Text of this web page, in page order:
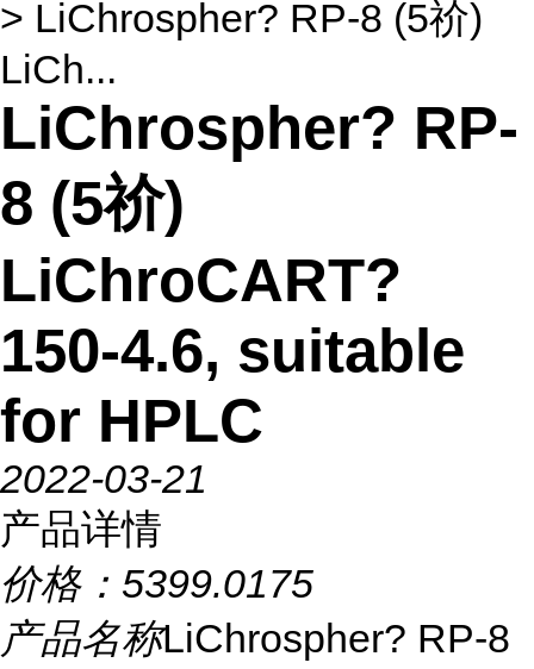
> LiChrospher? RP-8 (5祄)
LiCh...
LiChrospher? RP-
8 (5祄)
LiChroCART?
150-4.6, suitable
for HPLC
2022-03-21
产品详情
价格： 5399.0175
产品名称LiChrospher? RP-8